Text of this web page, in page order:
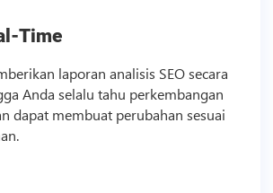
Time
laporan analisis SEO secara
Anda selalu tahu perkembangan
dapat membuat perubahan sesuai